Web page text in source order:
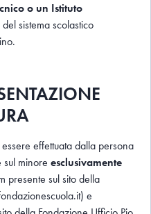
o un Istituto
sistema scolastico
effettuata dalla persona
minore esclusivamente
presente sul sito della
e